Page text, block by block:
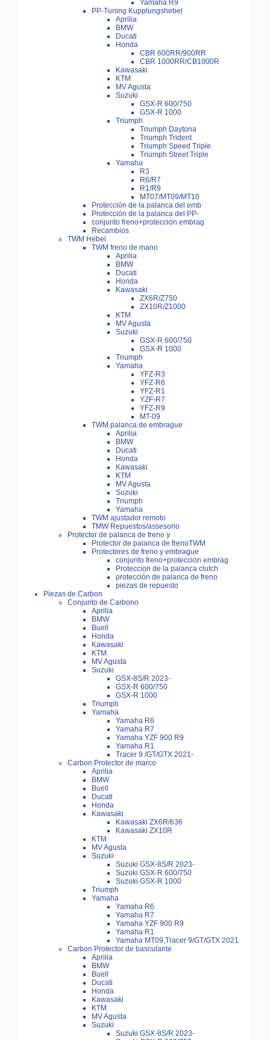
Yamaha R9
PP-Tuning Kupplungshebel
Aprilia
BMW
Ducati
Honda
CBR 600RR/900RR
CBR 1000RR/CB1000R
Kawasaki
KTM
MV Agusta
Suzuki
GSX-R 600/750
GSX-R 1000
Triumph
Triumph Daytona
Triumph Trident
Triumph Speed Triple
Triumph Street Triple
Yamaha
R3
R6/R7
R1/R9
MT07/MT09/MT10
Protección de la palanca del emb
Protección de la palanca del PP-
conjunto freno+protección embrag
Recambios
TWM Hebel
TWM freno de mano
Aprilia
BMW
Ducati
Honda
Kawasaki
ZX6R/Z750
ZX10R/Z1000
KTM
MV Agusta
Suzuki
GSX-R 600/750
GSX-R 1000
Triumph
Yamaha
YFZ-R3
YFZ-R6
YFZ-R1
YZF-R7
YFZ-R9
MT-09
TWM palanca de embrague
Aprilia
BMW
Ducati
Honda
Kawasaki
KTM
MV Agusta
Suzuki
Triumph
Yamaha
TWM ajustador remoto
TMW Repuestos/assesorio
Protector de palanca de freno y
Protector de palanca de frenoTWM
Protectores de freno y embrague
conjunto freno+protección embrag
Proteccion de la palanca clutch
protección de palanca de freno
piezas de repuesto
Piezas de Carbon
Conjunto de Carbono
Aprilia
BMW
Buell
Honda
Kawasaki
KTM
MV Agusta
Suzuki
GSX-8S/R 2023-
GSX-R 600/750
GSX-R 1000
Triumph
Yamaha
Yamaha R6
Yamaha R7
Yamaha YZF 900 R9
Yamaha R1
Tracer 9 /GT/GTX 2021-
Carbon Protector de marco
Aprilia
BMW
Buell
Ducati
Honda
Kawasaki
Kawasaki ZX6R/636
Kawasaki ZX10R
KTM
MV Agusta
Suzuki
Suzuki GSX-8S/R 2023-
Suzuki GSX-R 600/750
Suzuki GSX-R 1000
Triumph
Yamaha
Yamaha R6
Yamaha R7
Yamaha YZF 900 R9
Yamaha R1
Yamaha MT09,Tracer 9/GT/GTX 2021
Carbon Protector de basculante
Aprilia
BMW
Buell
Ducati
Honda
Kawasaki
KTM
MV Agusta
Suzuki
Suzuki GSX-8S/R 2023-